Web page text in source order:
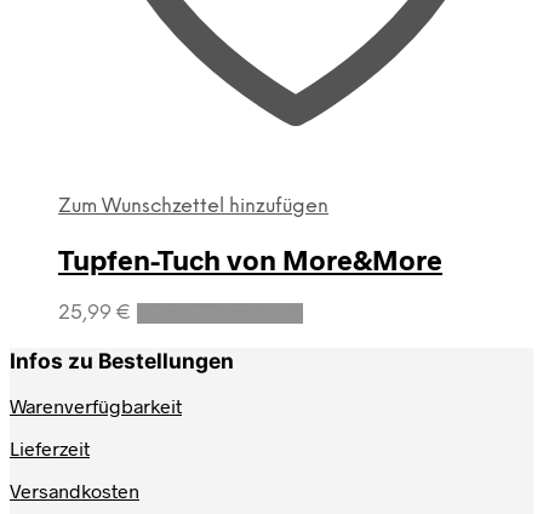
Zum Wunschzettel hinzufügen
Tupfen-Tuch von More&More
25,99 €
Infos zu Bestellungen
Warenverfügbarkeit
Lieferzeit
Versandkosten